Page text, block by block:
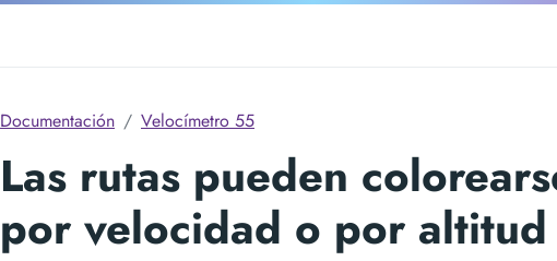
Documentación Velocímetro 55
Las rutas pueden
por velocidad o por altitud